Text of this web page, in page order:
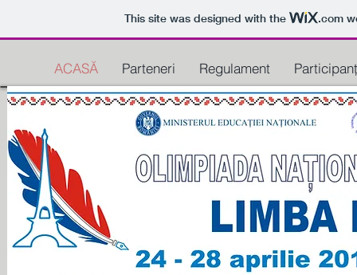
This site was designed with the .com
ACASĂ Parteneri Regulament